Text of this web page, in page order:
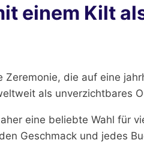
einem Kilt
die auf eine
als unverzichtbares
eine beliebte Wahl für
Geschmack und jedes